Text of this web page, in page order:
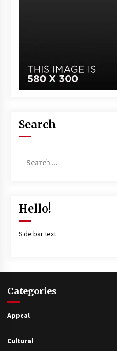
Search
Hello!
Side bar text
Categories
Appeal
Cultural